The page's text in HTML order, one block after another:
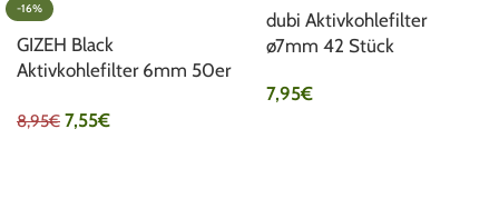
-16%
GIZEH Black
Aktivkohlefilter 6mm 50er
8,95€ 7,55€
dubi Aktivkohlefilter
ø7mm 42 Stück
7,95€